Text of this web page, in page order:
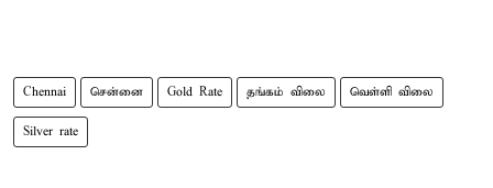
Chennai சென்னை Gold Rate தங்கம் விலை வெள்ளி விலை
Silver rate